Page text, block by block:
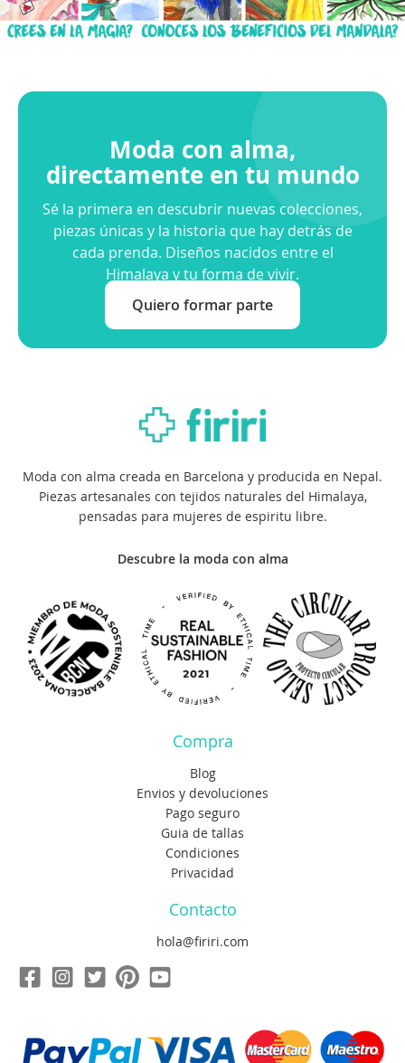
Moda con alma,
directamente en tu mundo
Sé la primera en descubrir nuevas colecciones,
piezas únicas y la historia que hay detrás de
cada prenda. Diseños nacidos entre el
Himalaya y tu forma de vivir.
Quiero formar parte
Moda con alma creada en Barcelona y producida en Nepal.
Piezas artesanales con tejidos naturales del Himalaya,
pensadas para mujeres de espiritu libre.
Descubre la moda con alma
Compra
Blog
Envios y devoluciones
Pago seguro
Guia de tallas
Condiciones
Privacidad
Contacto
hola@firiri.com